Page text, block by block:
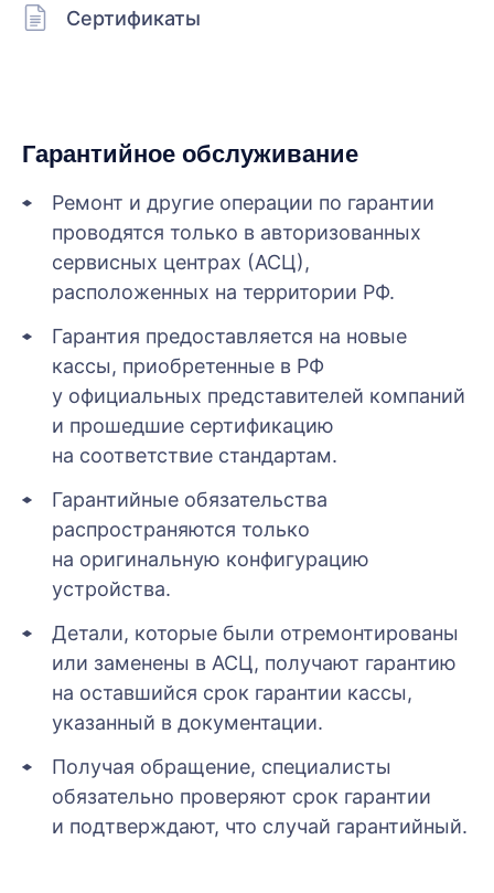
Сертификаты
Гарантийное обслуживание
Ремонт и другие операции по гарантии
проводятся только в авторизованных
сервисных центрах (АСЦ),
расположенных на территории РФ.
Гарантия предоставляется на новые
кассы, приобретенные в РФ
у официальных представителей компаний
и прошедшие сертификацию
на соответствие стандартам.
Гарантийные обязательства
распространяются только
на оригинальную конфигурацию
устройства.
Детали, которые были отремонтированы
или заменены в АСЦ, получают гарантию
на оставшийся срок гарантии кассы,
указанный в документации.
Получая обращение, специалисты
обязательно проверяют срок гарантии
и подтверждают, что случай гарантийный.